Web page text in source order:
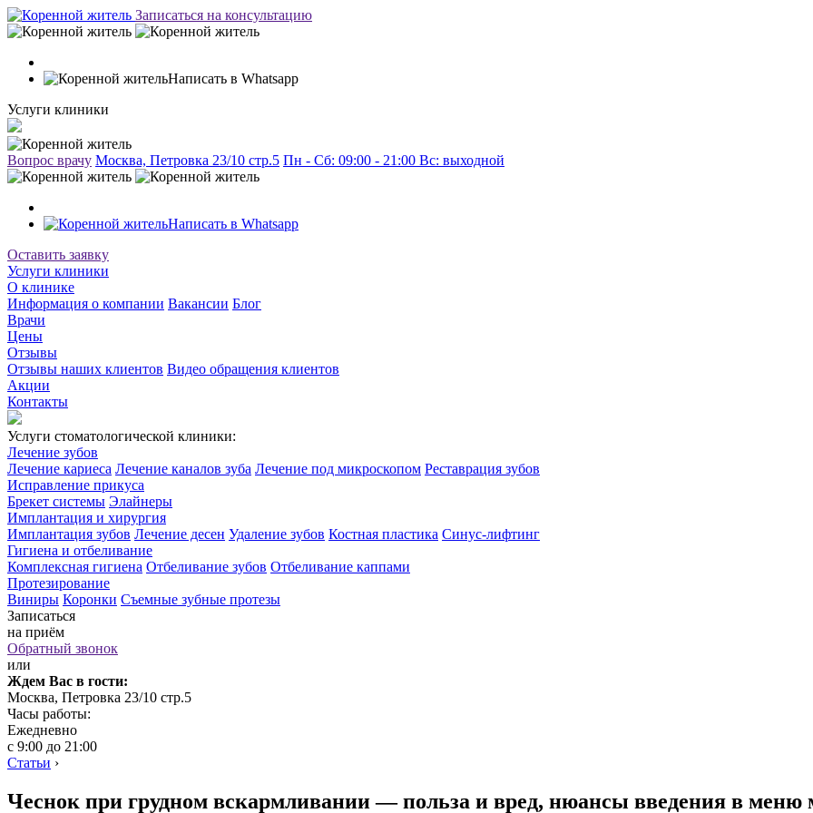
Записаться на консультацию
Написать в Whatsapp
Услуги клиники
Вопрос врачу Москва, Петровка 23/10 стр.5 Пн - Сб: 09:00 - 21:00 Вc: выходной
Написать в Whatsapp
Оставить заявку
Услуги клиники
О клинике
Информация о компании Вакансии Блог
Врачи
Цены
Отзывы
Отзывы наших клиентов Видео обращения клиентов
Акции
Контакты
Услуги стоматологической клиники:
Лечение зубов
Лечение кариеса Лечение каналов зуба Лечение под микроскопом Реставрация зубов
Исправление прикуса
Брекет системы Элайнеры
Имплантация и хирургия
Имплантация зубов Лечение десен Удаление зубов Костная пластика Синус-лифтинг
Гигиена и отбеливание
Комплексная гигиена Отбеливание зубов Отбеливание каппами
Протезирование
Виниры Коронки Съемные зубные протезы
Записаться
на приём
Обратный звонок
или
Ждем Вас в гости:
Москва, Петровка 23/10 стр.5
Часы работы:
Ежедневно
с 9:00 до 21:00
Статьи ›
Чеснок при грудном вскармливании — польза и вред, нюансы введения в